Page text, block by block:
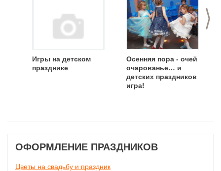
>
Игры на детском
празднике
Осенняя пора - очей
очарованье… и
детских праздников
игра!
ОФОРМЛЕНИЕ ПРАЗДНИКОВ
Цветы на свадьбу и праздник